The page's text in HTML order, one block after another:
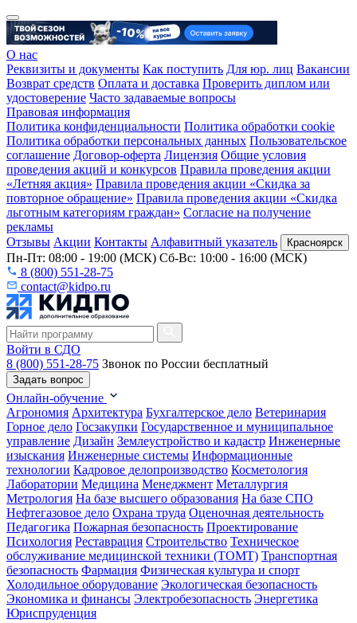
О нас
Реквизиты и документы Как поступить Для юр. лиц Вакансии
Возврат средств Оплата и доставка Проверить диплом или
удостоверение Часто задаваемые вопросы
Правовая информация
Политика конфиденциальности Политика обработки cookie
Политика обработки персональных данных Пользовательское
соглашение Договор-оферта Лицензия Общие условия
проведения акций и конкурсов Правила проведения акции
«Летняя акция» Правила проведения акции «Скидка за
повторное обращение» Правила проведения акции «Скидка
льготным категориям граждан» Согласие на получение
рекламы
Отзывы Акции Контакты Алфавитный указатель Красноярск
Пн-Пт: 08:00 - 19:00 (МСК) Сб-Вс: 10:00 - 16:00 (МСК)
8 (800) 551-28-75
contact@kidpo.ru
Войти в СДО
8 (800) 551-28-75 Звонок по России бесплатный
Задать вопрос
Онлайн-обучение
Агрономия Архитектура Бухгалтерское дело Ветеринария
Горное дело Госзакупки Государственное и муниципальное
управление Дизайн Землеустройство и кадастр Инженерные
изыскания Инженерные системы Информационные
технологии Кадровое делопроизводство Косметология
Лаборатории Медицина Менеджмент Металлургия
Метрология На базе высшего образования На базе СПО
Нефтегазовое дело Охрана труда Оценочная деятельность
Педагогика Пожарная безопасность Проектирование
Психология Реставрация Строительство Техническое
обслуживание медицинской техники (ТОМТ) Транспортная
безопасность Фармация Физическая культура и спорт
Холодильное оборудование Экологическая безопасность
Экономика и финансы Электробезопасность Энергетика
Юриспруденция